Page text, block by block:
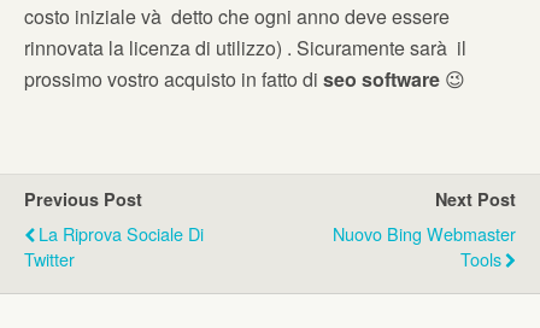
costo iniziale và detto che ogni anno deve essere
rinnovata la licenza di utilizzo) . Sicuramente sarà il
prossimo vostro acquisto in fatto di seo software 😉
Previous Post
La Riprova Sociale Di
Twitter
Next Post
Nuovo Bing Webmaster
Tools